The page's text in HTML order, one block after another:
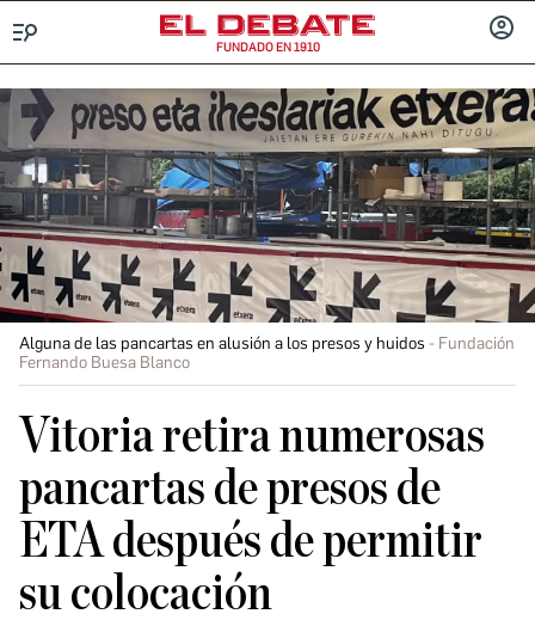
FUNDADO EN 1910
Alguna de las pancartas en alusión a los presos y huidos
Fundación
Fernando Buesa Blanco
Vitoria retira numerosas
pancartas de presos de
ETA después de permitir
su colocación